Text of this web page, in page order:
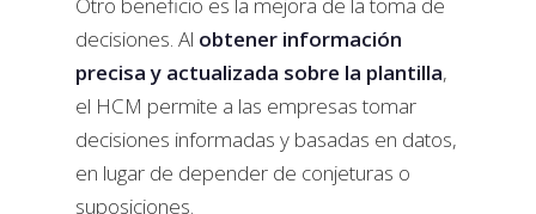
Otro beneficio es la mejora de la toma de
decisiones. Al obtener información
precisa y actualizada sobre la plantilla,
el HCM permite a las empresas tomar
decisiones informadas y basadas en datos,
en lugar de depender de conjeturas o
suposiciones.